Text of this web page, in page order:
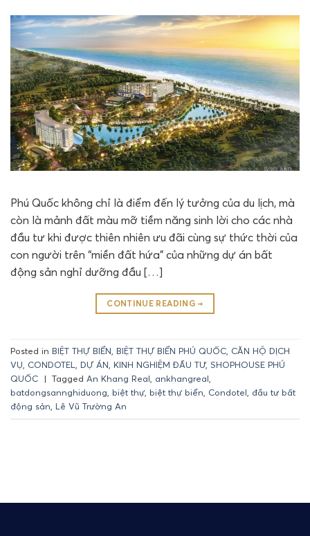
Phú Quốc không chỉ là điểm đến lý tưởng của du lịch, mà
còn là mảnh đất màu mỡ tiềm năng sinh lời cho các nhà
đầu tư khi được thiên nhiên ưu đãi cùng sự thức thời của
con người trên “miền đất hứa” của những dự án bất
động sản nghỉ dưỡng đầu […]
CONTINUE READING →
Posted in BIỆT THỰ BIỂN BIỆT THỰ BIỂN PHÚ QUỐC CĂN HỘ DỊCH
VỤ CONDOTEL DỰ ÁN KINH NGHIỆM ĐẦU TƯ, SHOPHOUSE PHÚ
QUỐC
| Tagged An Khang Real ankhangreal
batdongsannghiduong biệt thự biệt thự biển Condotel đầu tư bất
động sản Lê Vũ Trường An